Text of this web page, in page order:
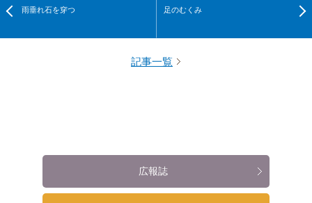
雨垂れ石を穿つ 足のむくみ
記事一覧
広報誌